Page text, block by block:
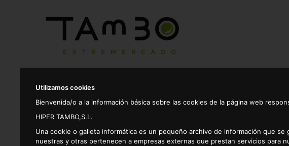
Utilizamos cookies
Bienvenida/o a la información básica sobre las cookies de la página web
HIPER TAMBO,S.L.
Una cookie o galleta informática es un pequeño archivo de información que
nuestras y otras pertenecen a empresas externas que prestan servicios para
Productos
CON TAMBO